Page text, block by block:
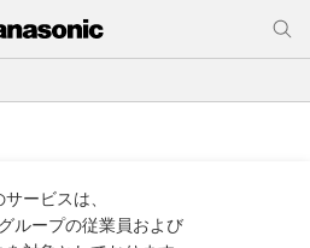
サービスは、
ループの従業員および